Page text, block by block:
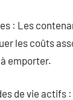
: Les
les coûts
emporter.
de vie actifs :